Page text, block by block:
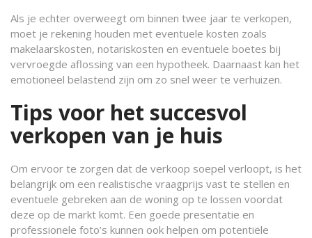
Als je echter overweegt om binnen twee jaar te verkopen,
moet je rekening houden met eventuele kosten zoals
makelaarskosten, notariskosten en eventuele boetes bij
vervroegde aflossing van een hypotheek. Daarnaast kan het
emotioneel belastend zijn om zo snel weer te verhuizen.
Tips voor het succesvol
verkopen van je huis
Om ervoor te zorgen dat de verkoop soepel verloopt, is het
belangrijk om een realistische vraagprijs vast te stellen en
eventuele gebreken aan de woning op te lossen voordat
deze op de markt komt. Een goede presentatie en
professionele foto’s kunnen ook helpen om potentiële